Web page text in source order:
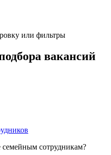
или фильтры
вакансий
семейным сотрудникам?